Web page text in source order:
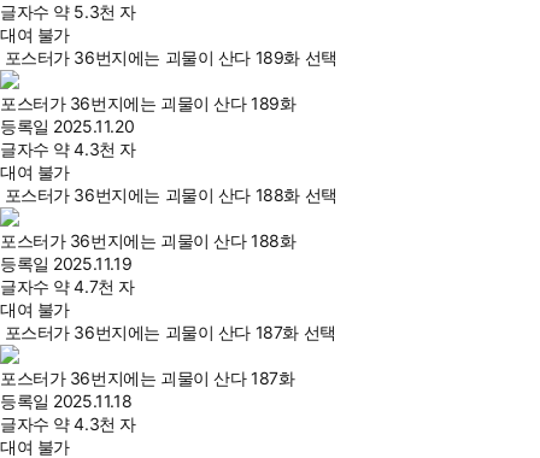
글자수 약 5.3천 자
대여 불가
포스터가 36번지에는 괴물이 산다 189화 선택
포스터가 36번지에는 괴물이 산다 189화
등록일 2025.11.20
글자수 약 4.3천 자
대여 불가
포스터가 36번지에는 괴물이 산다 188화 선택
포스터가 36번지에는 괴물이 산다 188화
등록일 2025.11.19
글자수 약 4.7천 자
대여 불가
포스터가 36번지에는 괴물이 산다 187화 선택
포스터가 36번지에는 괴물이 산다 187화
등록일 2025.11.18
글자수 약 4.3천 자
대여 불가